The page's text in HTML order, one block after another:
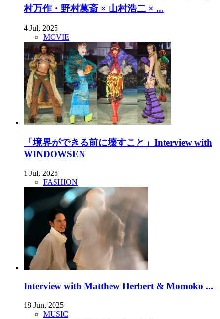
村万作・野村萬斎 × 山村浩二 × ...
4 Jul, 2025
MOVIE
「境界ができる前に壊すこと」Interview with
WINDOWSEN
1 Jul, 2025
FASHION
Interview with Matthew Herbert & Momoko ...
18 Jun, 2025
MUSIC